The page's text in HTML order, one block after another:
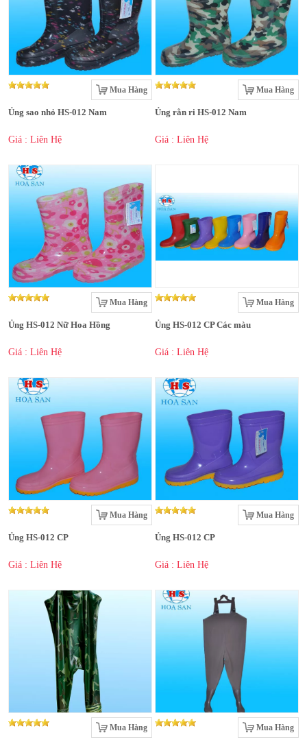
Mua Hàng
Ủng sao nhỏ HS-012 Nam
Giá : Liên Hệ
Mua Hàng
Ủng rằn ri HS-012 Nam
Giá : Liên Hệ
Mua Hàng
Ủng HS-012 Nữ Hoa Hồng
Giá : Liên Hệ
Mua Hàng
Ủng HS-012 CP Các màu
Giá : Liên Hệ
Mua Hàng
Ủng HS-012 CP
Giá : Liên Hệ
Mua Hàng
Ủng HS-012 CP
Giá : Liên Hệ
Mua Hàng Mua Hàng